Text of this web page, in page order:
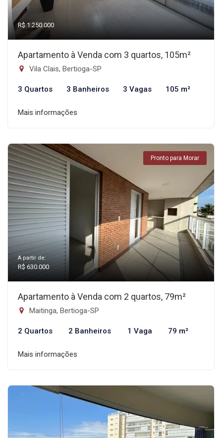
R$ 1.250.000
Apartamento à Venda com 3 quartos, 105m²
Vila Clais, Bertioga-SP
3 Quartos 3 Banheiros 3 Vagas 105 m²
Mais informações
Pronto para Morar
A partir de:
R$ 630.000
Apartamento à Venda com 2 quartos, 79m²
Maitinga, Bertioga-SP
2 Quartos 2 Banheiros 1 Vaga 79 m²
Mais informações